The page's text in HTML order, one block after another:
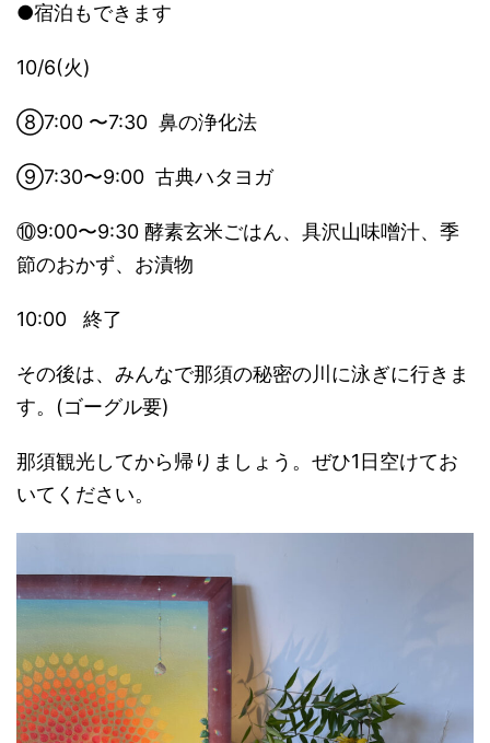
●宿泊もできます
10/6(火)
⑧7:00 〜7:30 鼻の浄化法
⑨7:30〜9:00 古典ハタヨガ
⑩9:00〜9:30 酵素玄米ごはん、具沢山味噌汁、季
節のおかず、お漬物
10:00 終了
その後は、みんなで那須の秘密の川に泳ぎに行きま
す。(ゴーグル要)
那須観光してから帰りましょう。ぜひ1日空けてお
いてください。